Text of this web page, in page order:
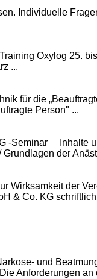
Individuelle
Oxylog 25.
...
für die
Person" ...
-Seminar Inhalte
der
Wirksamkeit der
& Co. KG
und
Anforderungen an